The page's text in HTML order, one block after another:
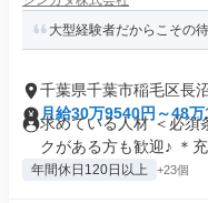
大型経験者だからこその
千葉県千葉市稲毛区長
月給30万9540円～48万
求めている人材 ＜必
クがある方も歓迎♪ ＊充
年間休日120日以上 +23個